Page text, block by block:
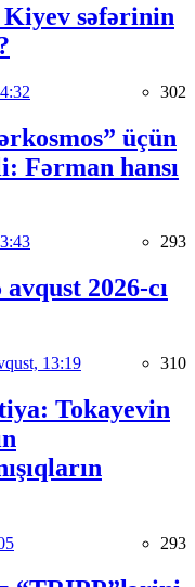
səfərinin
302
üçün
Fərman hansı
293
2026-cı
13:19 310
Tokayevin
293